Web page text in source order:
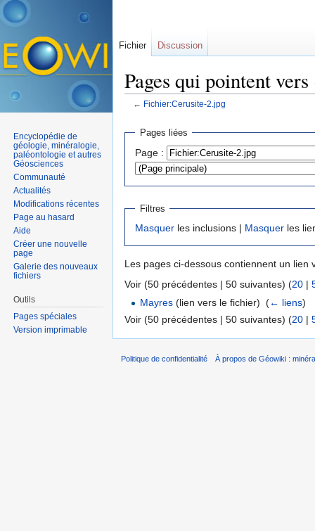
Pages qui pointent
← Fichier:Cerusite-2.jpg
Pages liées
Page :
Filtres
Masquer les inclusions | Masquer les
Les pages ci-dessous contiennent un lien
Voir (50 précédentes | 50 suivantes) (20 |
Mayres (lien vers le fichier) ‎(← liens)
Voir (50 précédentes | 50 suivantes) (20 |
Fichier Discussion
Encyclopédie de
géologie, minéralogie,
paléontologie et autres
Géosciences
Communauté
Actualités
Modifications récentes
Page au hasard
Aide
Créer une nouvelle
page
Galerie des nouveaux
fichiers
Outils
Pages spéciales
Version imprimable
Politique de confidentialité À propos de Géowiki :